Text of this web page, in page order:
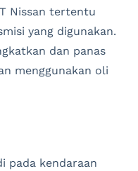
Nissan tertentu
yang digunakan.
dan panas
menggunakan oli
pada kendaraan